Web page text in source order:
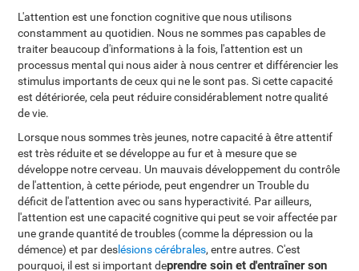
L'attention est une fonction cognitive que nous utilisons
constamment au quotidien. Nous ne sommes pas capables de
traiter beaucoup d'informations à la fois, l'attention est un
processus mental qui nous aider à nous centrer et différencier les
stimulus importants de ceux qui ne le sont pas. Si cette capacité
est détériorée, cela peut réduire considérablement notre qualité
de vie.
Lorsque nous sommes très jeunes, notre capacité à être attentif
est très réduite et se développe au fur et à mesure que se
développe notre cerveau. Un mauvais développement du contrôle
de l'attention, à cette période, peut engendrer un Trouble du
déficit de l'attention avec ou sans hyperactivité. Par ailleurs,
l'attention est une capacité cognitive qui peut se voir affectée par
une grande quantité de troubles (comme la dépression ou la
démence) et par deslésions cérébrales, entre autres. C'est
pourquoi, il est si important deprendre soin et d'entraîner son